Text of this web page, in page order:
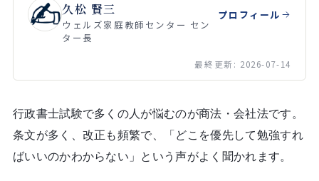
久松 賢三
ウェルズ家庭教師センター セン
ター長
プロフィール
最終更新: 2026-07-14
行政書士試験で多くの人が悩むのが商法・会社法です。
条文が多く、改正も頻繁で、「どこを優先して勉強すれ
ばいいのかわからない」という声がよく聞かれます。